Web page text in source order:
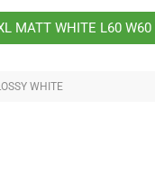
MATT WHITE L60
WHITE